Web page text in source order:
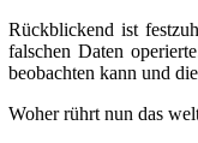
Rückblickend ist
falschen Daten
beobachten kann und
Woher rührt nun das